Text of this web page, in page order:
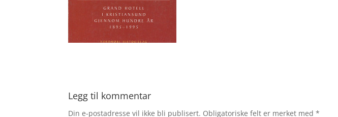
Legg til kommentar
Din e-postadresse vil ikke bli publisert. Obligatoriske felt er merket med*